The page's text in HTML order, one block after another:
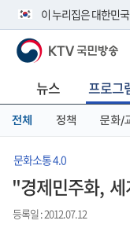
이 누리집은 대한민
공식 누리집 주소 확인
니다.
이밖에 or.kr 또는 .kr
서 도메인 주소를 확인
KTV 국민방송
뉴스 프로그
전체 정책 문화/
문화소통 4.0
"경제민주화,
등록일 : 2012.07.12